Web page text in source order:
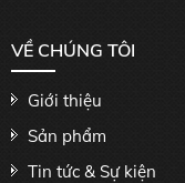
VỀ CHÚNG TÔI
Giới thiệu
Sản phẩm
Tin tức & Sự kiện